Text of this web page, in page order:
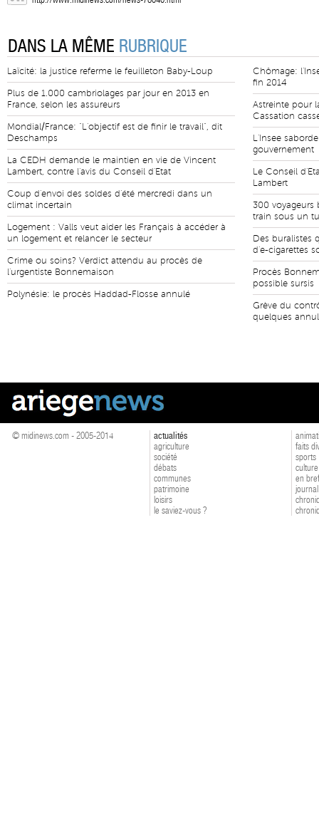
DANS LA MÊME RUBRIQUE
Laïcité: la justice referme le feuilleton Baby-Loup
Plus de 1.000 cambriolages par jour en 2013 en
France, selon les assureurs
Mondial/France: "L'objectif est de finir le travail", dit
Deschamps
La CEDH demande le maintien en vie de Vincent
Lambert, contre l'avis du Conseil d'Etat
Coup d'envoi des soldes d'été mercredi dans un
climat incertain
Logement : Valls veut aider les Français à accéder à
un logement et relancer le secteur
Crime ou soins? Verdict attendu au procès de
l'urgentiste Bonnemaison
Polynésie: le procès Haddad-Flosse annulé
Chômage:
fin 2014
Astreinte pour
Cassation
L'Insee
gouvernement
Le Conseil
Lambert
300 voyageurs
train sous un
Des buralistes
d'e-cigarettes
Procès
possible sursis
Grève du
quelques
© midinews.com - 2005-2014
actualités
agriculture
société
débats
communes
patrimoine
loisirs
le saviez-vous ?
faits
sports
culture
en bref